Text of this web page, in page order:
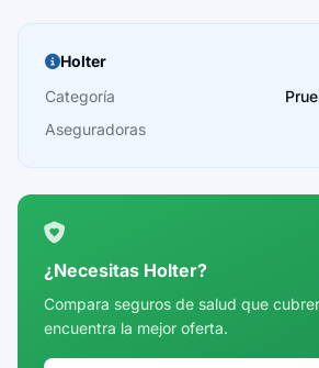
Holter
Categoría
Aseguradoras
¿Necesitas Holter?
Compara seguros de salud que
encuentra la mejor oferta.